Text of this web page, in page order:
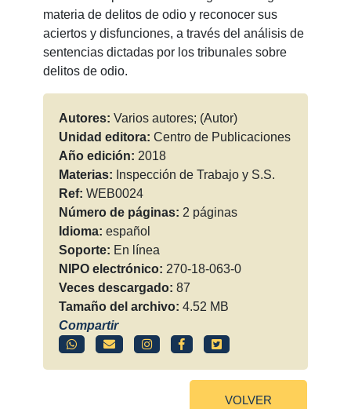
materia de delitos de odio y reconocer sus
aciertos y disfunciones, a través del análisis de
sentencias dictadas por los tribunales sobre
delitos de odio.
Autores: Varios autores; (Autor)
Unidad editora: Centro de Publicaciones
Año edición: 2018
Materias: Inspección de Trabajo y S.S.
Ref: WEB0024
Número de páginas: 2 páginas
Idioma: español
Soporte: En línea
NIPO electrónico: 270-18-063-0
Veces descargado: 87
Tamaño del archivo: 4.52 MB
Compartir
VOLVER